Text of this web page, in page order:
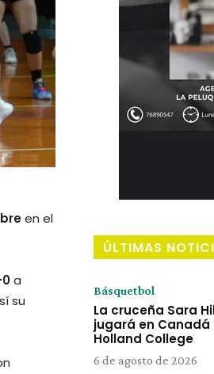
en el
a
su
ÚLTIMAS
Básquetbol
La cruceña Sara
jugará en Canadá
Holland College
6 de agosto de 2026